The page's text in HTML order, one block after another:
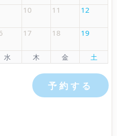
10 11 12
17 18 19
水 木 金 土
予約する